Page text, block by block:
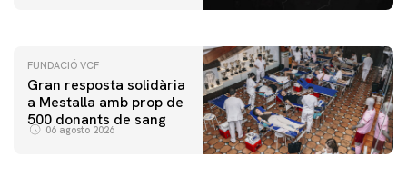
FUNDACIÓ VCF
Gran resposta solidària
a Mestalla amb prop de
500 donants de sang
06 agosto 2026